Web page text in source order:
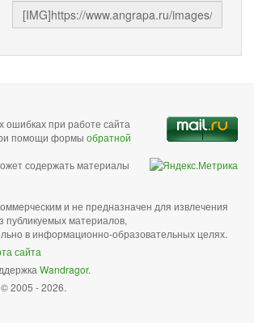
ошибках при работе сайта
помощи формы обратной
содержать материалы
и не предназначен для извлечения
публикуемых материалов,
в информационно-образовательных целях.
сайта
Wandragor.
2005 - 2026.